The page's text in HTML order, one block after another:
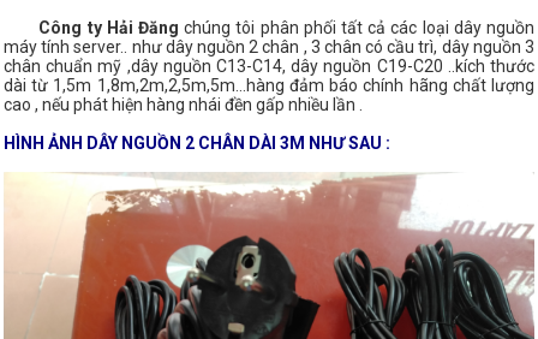
Công ty Hải Đăngchúng tôi phân phối tất cả các loại dây nguồn
máy tính server.. như dây nguồn 2 chân , 3 chân có cầu trì, dây nguồn 3
chân chuẩn mỹ ,dây nguồn C13-C14, dây nguồn C19-C20 ..kích thước
dài từ 1,5m 1,8m,2m,2,5m,5m...hàng đảm báo chính hãng chất lượng
cao , nếu phát hiện hàng nhái đền gấp nhiều lần .
HÌNH ẢNH DÂY NGUỒN 2 CHÂN DÀI 3M NHƯ SAU :